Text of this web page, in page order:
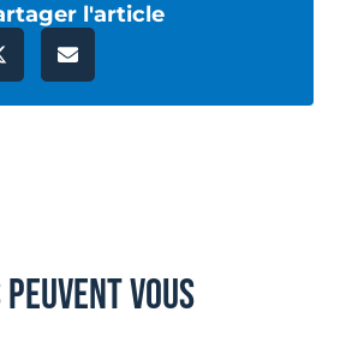
l'article
vous